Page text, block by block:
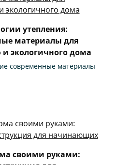
утепления:
материалы для
и экологичного дома
современные материалы
своими руками: